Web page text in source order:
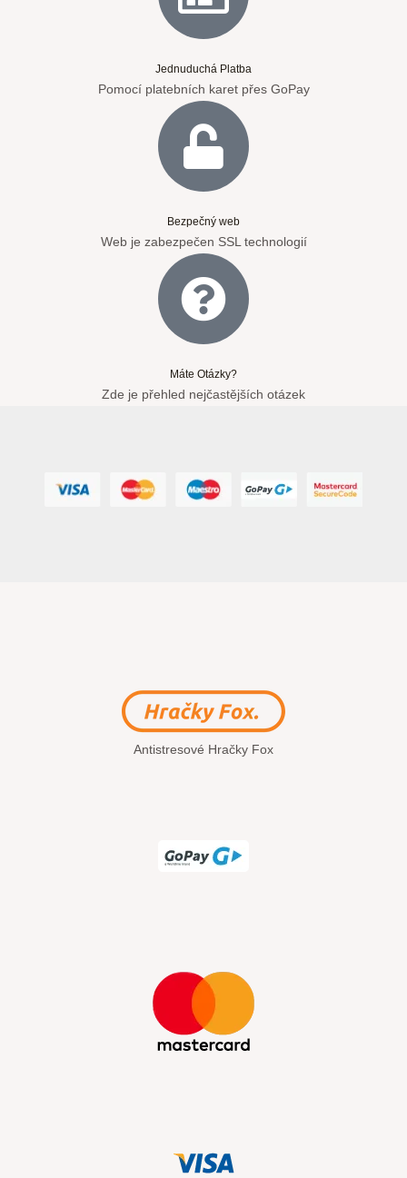
Jednuduchá Platba
Pomocí platebních karet přes GoPay
Bezpečný web
Web je zabezpečen SSL technologií
Máte Otázky?
Zde je přehled nejčastějších otázek
Antistresové Hračky Fox